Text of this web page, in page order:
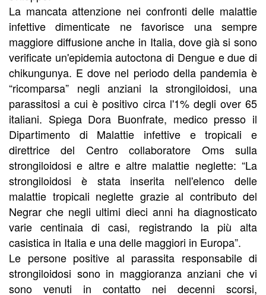
La mancata attenzione nei confronti delle malattie
infettive dimenticate ne favorisce una sempre
maggiore diffusione anche in Italia, dove già si sono
verificate un'epidemia autoctona di Dengue e due di
chikungunya. E dove nel periodo della pandemia è
“ricomparsa” negli anziani la strongiloidosi, una
parassitosi a cui è positivo circa l'1% degli over 65
italiani. Spiega Dora Buonfrate, medico presso il
Dipartimento di Malattie infettive e tropicali e
direttrice del Centro collaboratore Oms sulla
strongiloidosi e altre e altre malattie neglette: “La
strongiloidosi è stata inserita nell'elenco delle
malattie tropicali neglette grazie al contributo del
Negrar che negli ultimi dieci anni ha diagnosticato
varie centinaia di casi, registrando la più alta
casistica in Italia e una delle maggiori in Europa”.
Le persone positive al parassita responsabile di
strongiloidosi sono in maggioranza anziani che vi
sono venuti in contatto nei decenni scorsi,